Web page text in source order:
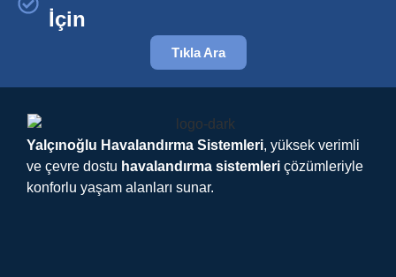
İçin
Tıkla Ara
Yalçınoğlu Havalandırma Sistemleri, yüksek verimli
ve çevre dostu havalandırma sistemleri çözümleriyle
konforlu yaşam alanları sunar.